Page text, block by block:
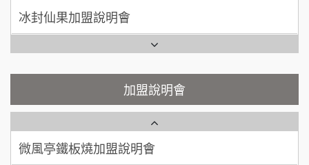
呂 先生/小姐
加盟預算 200萬~400萬
顏 先生/小姐 台北市
廖 先生/小姐 高雄市
加盟預算
Ramble Café 漫步藍咖啡加盟說明會
微風亭鐵板燒加盟說明會
【曉妍美妝】誠徵行政櫃檯
自助洗衣店誠徵代洗收送人員(台中市)
加盟說明會
潮味決-湯滷專門店加盟說明會
鮮茶道加盟說明會
微風亭鐵板燒加盟說明會
漫步藍咖啡加盟說明會